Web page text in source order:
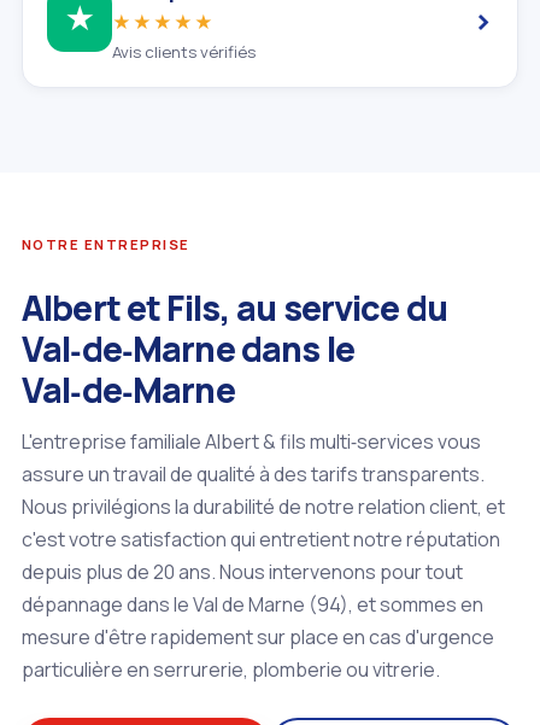
★ ★★★★★
Avis clients vérifiés
›
NOTRE ENTREPRISE
Albert et Fils, au service du
Val‑de‑Marne dans le
Val‑de‑Marne
L'entreprise familiale Albert & fils multi‑services vous
assure un travail de qualité à des tarifs transparents.
Nous privilégions la durabilité de notre relation client, et
c'est votre satisfaction qui entretient notre réputation
depuis plus de 20 ans. Nous intervenons pour tout
dépannage dans le Val de Marne (94), et sommes en
mesure d'être rapidement sur place en cas d'urgence
particulière en serrurerie, plomberie ou vitrerie.